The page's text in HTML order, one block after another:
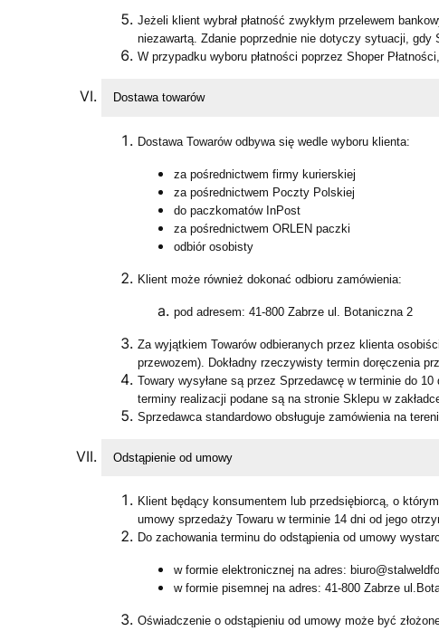
Jeżeli klient wybrał płatność zwykłym przelewem
niezawartą. Zdanie poprzednie nie dotyczy sytuacji, gdy
W przypadku wyboru płatności poprzez Shoper
Dostawa towarów
Dostawa Towarów odbywa się wedle wyboru klienta:
za pośrednictwem firmy kurierskiej
za pośrednictwem Poczty Polskiej
do paczkomatów InPost
za pośrednictwem ORLEN paczki
odbiór osobisty
Klient może również dokonać odbioru zamówienia:
pod adresem: 41-800 Zabrze ul. Botaniczna 2
Za wyjątkiem Towarów odbieranych przez klienta
przewozem). Dokładny rzeczywisty termin doręczenia
Towary wysyłane są przez Sprzedawcę w terminie do
terminy realizacji podane są na stronie Sklepu w
Sprzedawca standardowo obsługuje zamówienia na
Odstąpienie od umowy
Klient będący konsumentem lub przedsiębiorcą, o
umowy sprzedaży Towaru w terminie 14 dni od jego
Do zachowania terminu do odstąpienia od umowy
w formie elektronicznej na adres:
w formie pisemnej na adres: 41-800 Zabrze
Oświadczenie o odstąpieniu od umowy może być